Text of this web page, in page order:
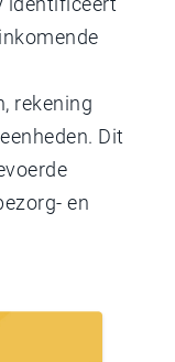
rekening
Dit
en